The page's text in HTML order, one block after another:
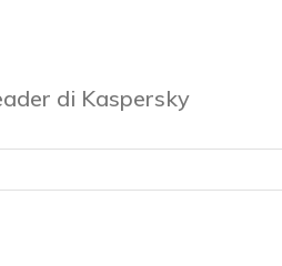
di Kaspersky